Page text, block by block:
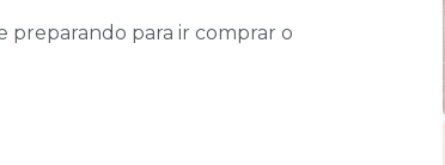
preparando para ir comprar o